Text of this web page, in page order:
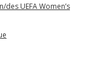
UEFA Women’s